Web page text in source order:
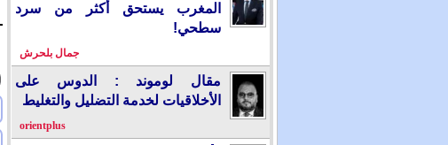
المغرب يستحق أكثر من سرد
سطحي!
جمال بلحرش
مقال لوموند : الدوس على
الأخلاقيات لخدمة التضليل والتغليط
orientplus